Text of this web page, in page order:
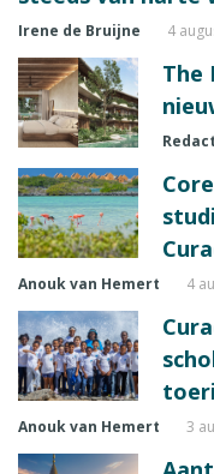
Irene de Bruijne 4
The
Anouk van Hemert 4
Anouk van Hemert 3